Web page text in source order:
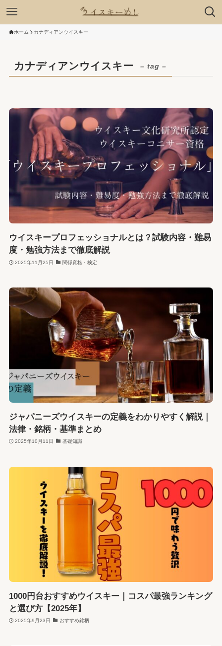
ホーム カナディアンウイスキー
カナディアンウイスキー – tag –
ウイスキープロフェッショナルとは？試験内容・難易
度・勉強方法まで徹底解説
2025年11月25日 関係資格・検定
ジャパニーズウイスキーの定義をわかりやすく解説｜
法律・銘柄・基準まとめ
2025年10月11日 基礎知識
1000円台おすすめウイスキー｜コスパ最強ランキング
と選び方【2025年】
2025年9月23日 おすすめ銘柄